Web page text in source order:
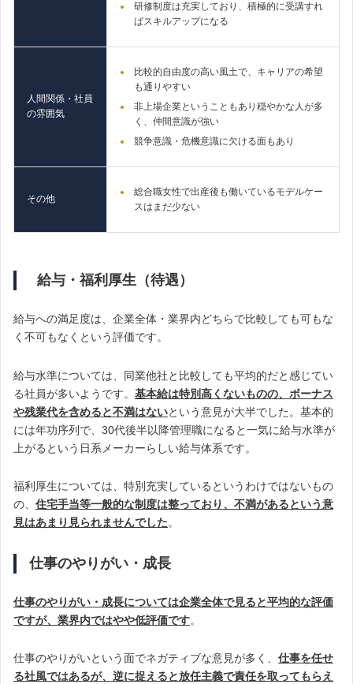
研修制度は充実しており、積極的に受講すれ
ばスキルアップになる
人間関係・社員
の雰囲気
比較的自由度の高い風土で、キャリアの希望
も通りやすい
非上場企業ということもあり穏やかな人が多
く、仲間意識が強い
競争意識・危機意識に欠ける面もあり
その他
総合職女性で出産後も働いているモデルケー
スはまだ少ない
給与・福利厚生（待遇）
給与への満足度は、企業全体・業界内どちらで比較しても可もな
く不可もなくという評価です。
給与水準については、同業他社と比較しても平均的だと感じてい
る社員が多いようです。 基本給は特別高くないものの、ボーナス
や残業代を含めると不満はないという意見が大半でした。基本的
には年功序列で、30代後半以降管理職になると一気に給与水準が
上がるという日系メーカーらしい給与体系です。
福利厚生については、特別充実しているというわけではないもの
の、 住宅手当等一般的な制度は整っており、不満があるという意
見はあまり見られませんでした。
仕事のやりがい・成長
仕事のやりがい・成長については企業全体で見ると平均的な評価
ですが、業界内ではやや低評価です。
仕事のやりがいという面でネガティブな意見が多く、 仕事を任せ
る社風ではあるが、逆に捉えると放任主義で責任を取ってもらえ